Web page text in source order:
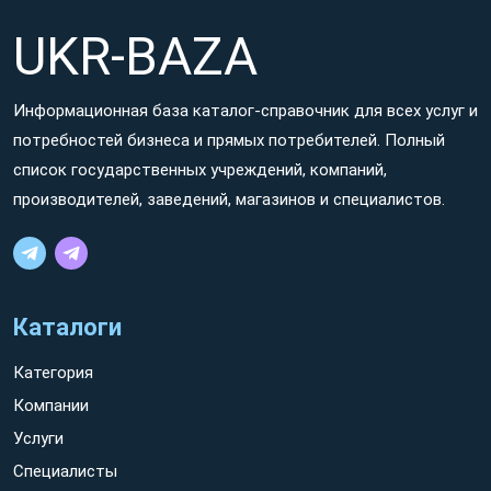
UKR-BAZA
Информационная база каталог-справочник для всех услуг и
потребностей бизнеса и прямых потребителей. Полный
список государственных учреждений, компаний,
производителей, заведений, магазинов и специалистов.
Каталоги
Категория
Компании
Услуги
Специалисты